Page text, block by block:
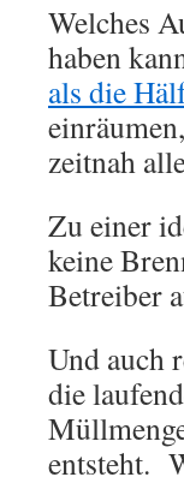
Welches
haben
als die
zeitnah
Zu einer
keine
Betreiber
Und auch
die
entsteht.